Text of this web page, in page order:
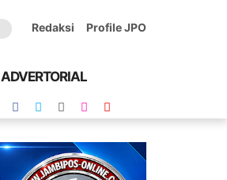
Redaksi Profile JPO
ADVERTORIAL